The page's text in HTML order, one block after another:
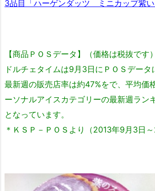
3品目「ハーゲンダッツ ミニカップ紫い
【商品ＰＯＳデータ】（価格は税抜です）
ドルチェタイムは9月3日にＰＯＳデータ
最新週の販売店率は約47%をで、平均価
ーソナルアイスカテゴリーの最新週ラン
となっています。
＊ＫＳＰ－ＰＯＳより（2013年9月3日～